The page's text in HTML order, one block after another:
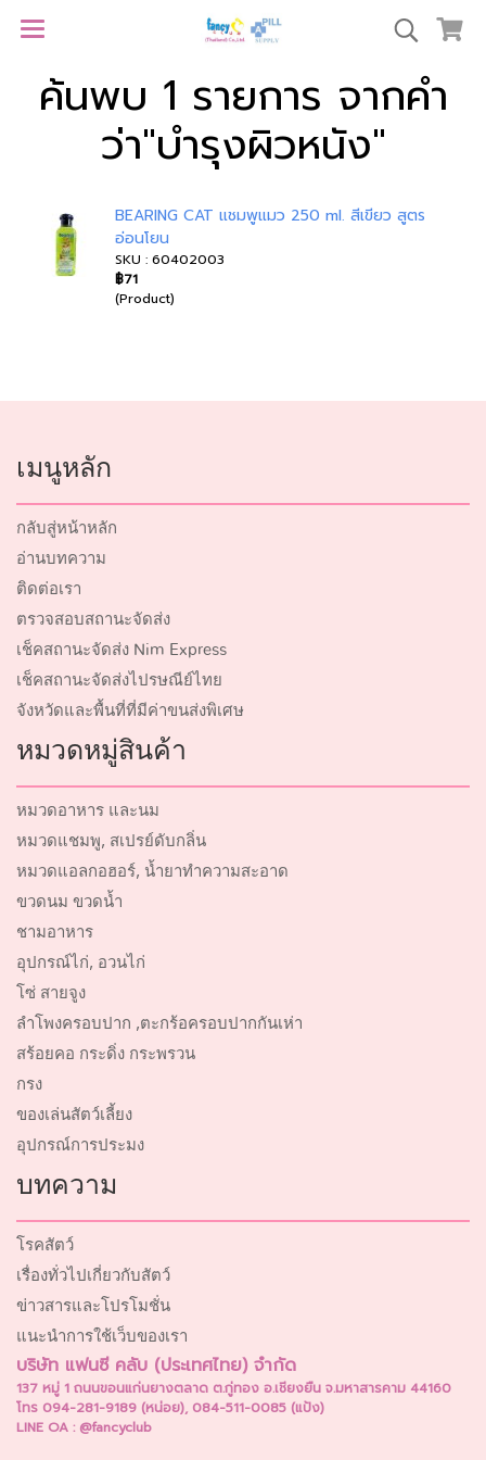
ค้นพบ 1 รายการ จากคำ
ว่า"บำรุงผิวหนัง"
BEARING CAT แชมพูแมว 250 ml. สีเขียว สูตร
อ่อนโยน
SKU : 60402003
฿71
(Product)
เมนูหลัก
กลับสู่หน้าหลัก
อ่านบทความ
ติดต่อเรา
ตรวจสอบสถานะจัดส่ง
เช็คสถานะจัดส่ง Nim Express
เช็คสถานะจัดส่งไปรษณีย์ไทย
จังหวัดและพื้นที่ที่มีค่าขนส่งพิเศษ
หมวดหมู่สินค้า
หมวดอาหาร และนม
หมวดแชมพู, สเปรย์ดับกลิ่น
หมวดแอลกอฮอร์, น้ำยาทำความสะอาด
ขวดนม ขวดน้ำ
ชามอาหาร
อุปกรณ์ไก่, อวนไก่
โซ่ สายจูง
ลำโพงครอบปาก ,ตะกร้อครอบปากกันเห่า
สร้อยคอ กระดิ่ง กระพรวน
กรง
ของเล่นสัตว์เลี้ยง
อุปกรณ์การประมง
บทความ
โรคสัตว์
เรื่องทั่วไปเกี่ยวกับสัตว์
ข่าวสารและโปรโมชั่น
แนะนำการใช้เว็บของเรา
บริษัท แฟนซี คลับ (ประเทศไทย) จำกัด
137 หมู่ 1 ถนนขอนแก่นยางตลาด ต.กู่ทอง อ.เชียงยืน จ.มหาสารคาม 44160
โทร 094-281-9189 (หน่อย), 084-511-0085 (แป้ง)
LINE OA : @fancyclub